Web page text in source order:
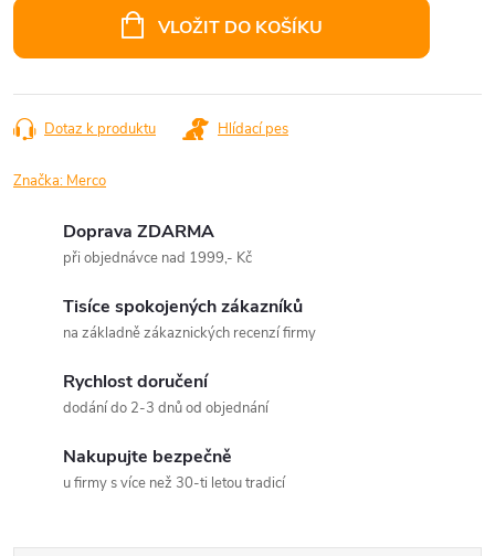
VLOŽIT DO KOŠÍKU
Dotaz k produktu Hlídací pes
Značka: Merco
Doprava ZDARMA
při objednávce nad 1999,- Kč
Tisíce spokojených zákazníků
na základně zákaznických recenzí firmy
Rychlost doručení
dodání do 2-3 dnů od objednání
Nakupujte bezpečně
u firmy s více než 30-ti letou tradicí